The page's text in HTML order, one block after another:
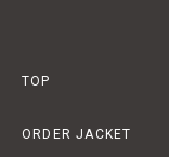
TOP
ORDER JACKET